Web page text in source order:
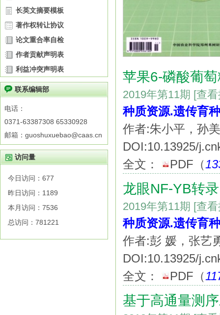
长英文摘要模板
著作权转让协议
论文重合率自检
作者贡献声明表
利益冲突声明表
联系编辑部
电话：
0371-63387308 65330928
邮箱：guoshuxuebao@caas.cn
访问量
今日访问： 677
昨日访问： 1189
本月访问： 7536
总访问： 781221
苹果6-磷酸葡
2019年第11期 [查
种质资源.遗传育
作者:朱小平，孙
DOI:10.13925/
全文：
PDF （
龙眼NF-YB转
2019年第11期 [查
种质资源.遗传育
作者:彭 媛，张艺
DOI:10.13925/
全文：
PDF （
基于高通量测